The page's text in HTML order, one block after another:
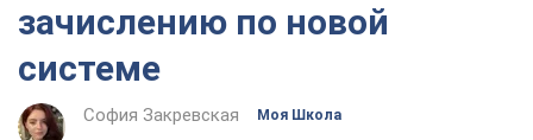
зачислению по новой
системе
София Закревская Моя Школа